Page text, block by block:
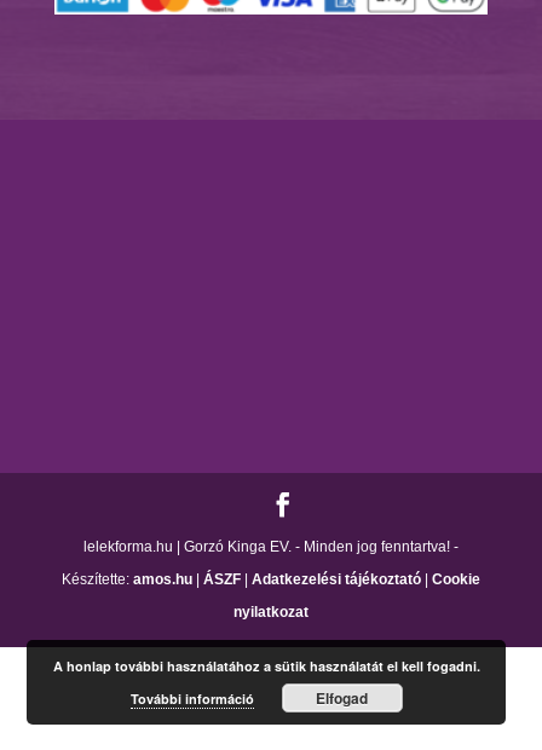
lelekforma.hu | Gorzó Kinga EV. - Minden jog fenntartva! -
Készítette: amos.hu| ÁSZF| Adatkezelési tájékoztató| Cookie
nyilatkozat
A honlap további használatához a sütik használatát el kell fogadni.
További információ
Elfogad